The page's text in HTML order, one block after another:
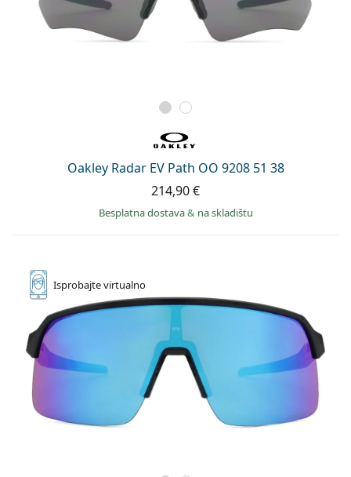
Oakley Radar EV Path OO 9208 51 38
214,90 €
Besplatna dostava& na skladištu
Isprobajtevirtualno